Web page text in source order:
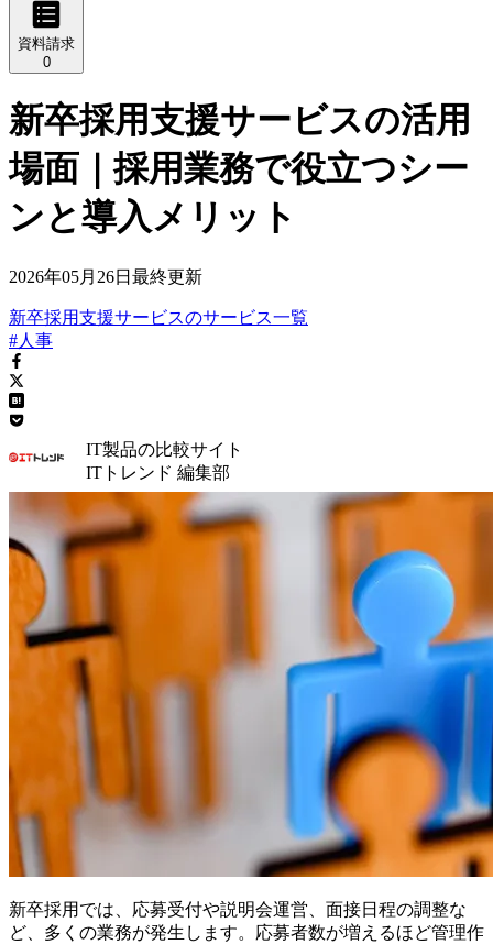
資料請求
0
新卒採用支援サービスの活用
場面｜採用業務で役立つシー
ンと導入メリット
2026年05月26日 最終更新
新卒採用支援サービスのサービス一覧
#人事
IT製品の比較サイト
ITトレンド 編集部
新卒採用では、応募受付や説明会運営、面接日程の調整な
ど、多くの業務が発生します。応募者数が増えるほど管理作